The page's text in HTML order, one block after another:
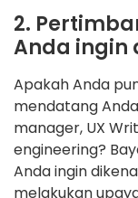
2.
Anda ingin
Apakah Anda
mendatang
manager, UX
engineering?
Anda ingin
melakukan